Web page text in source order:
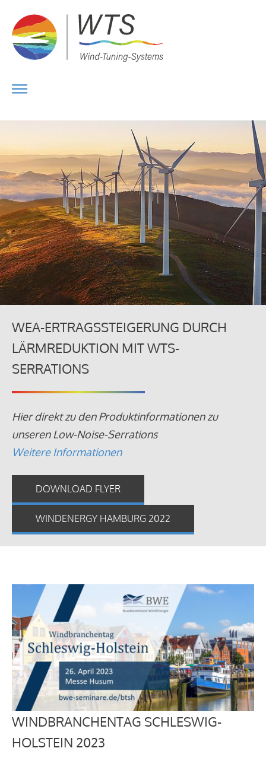
WEA-ERTRAGSSTEIGERUNG DURCH
LÄRMREDUKTION MIT WTS-
SERRATIONS
Hier direkt zu den Produktinformationen zu
unseren Low-Noise-Serrations
Weitere Informationen
DOWNLOAD FLYER
WINDENERGY HAMBURG 2022
WINDBRANCHENTAG SCHLESWIG-
HOLSTEIN 2023